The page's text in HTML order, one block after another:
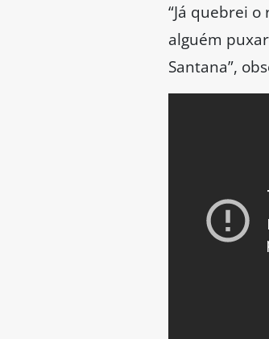
“Já quebrei
alguém
Santana”,